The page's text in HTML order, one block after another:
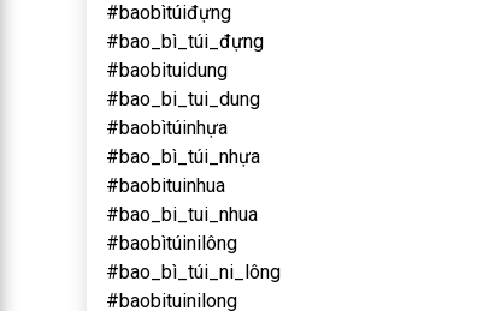
#baobìtúiđựng
#bao_bì_túi_đựng
#baobituidung
#bao_bi_tui_dung
#baobìtúinhựa
#bao_bì_túi_nhựa
#baobituinhua
#bao_bi_tui_nhua
#baobìtúinilông
#bao_bì_túi_ni_lông
#baobituinilong